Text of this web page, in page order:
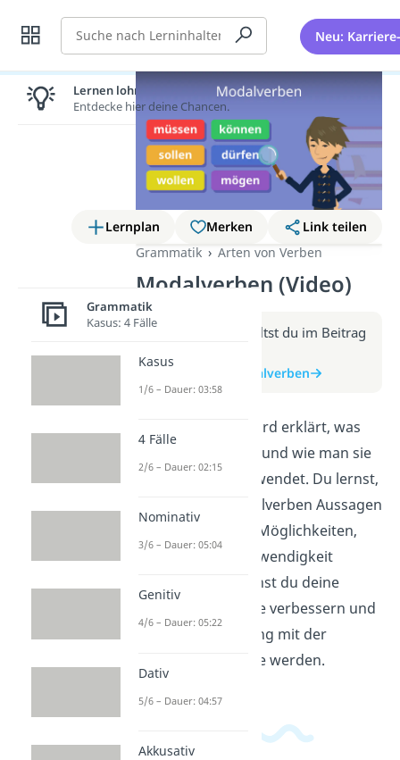
Suche Neu:
Lernplan Merken
Link teilen
Grammatik
Arten von Verben
Modalverben (Video)
Weitere Infos erhältst du im Beitrag
zum Video
zum Beitrag: Modalverben
In diesem Video wird erklärt, was
Modalverben sind und wie man sie
im Deutschen verwendet. Du lernst,
wie man mit Modalverben Aussagen
über Fähigkeiten, Möglichkeiten,
Erlaubnis und Notwendigkeit
macht. Damit kannst du deine
Deutschkenntnisse verbessern und
sicherer im Umgang mit der
deutschen Sprache werden.
Lernen lohnt sich!
Entdecke hier deine Chancen.
Grammatik
Kasus: 4 Fälle
Kasus
1/6 – Dauer: 03:58
4 Fälle
2/6 – Dauer: 02:15
Nominativ
3/6 – Dauer: 05:04
Genitiv
4/6 – Dauer: 05:22
Dativ
5/6 – Dauer: 04:57
Akkusativ